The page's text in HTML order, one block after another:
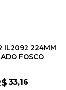
IL2092 224MM
FOSCO
33,16